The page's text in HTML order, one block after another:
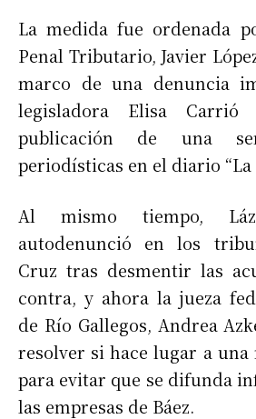
La medida fue ordenada
Penal Tributario, Javier
marco de una denuncia
legisladora Elisa
publicación de una
periodísticas en el diario “La
Al mismo tiempo,
autodenunció en los
Cruz tras desmentir las
contra, y ahora la jueza
de Río Gallegos, Andrea
resolver si hace lugar a
para evitar que se difunda
las empresas de Báez.